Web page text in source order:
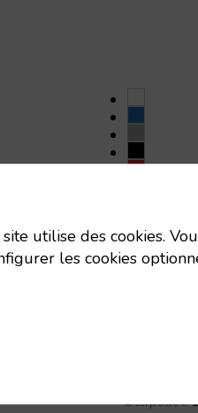
Caillebotis
Uts/pallet:
site utilise des cookies.
les cookies